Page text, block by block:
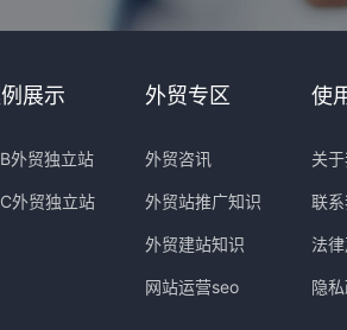
展示
外贸独立站
外贸独立站
外贸专区
外贸咨讯
外贸站推广知识
外贸建站知识
网站运营seo
使
关
联
法
隐